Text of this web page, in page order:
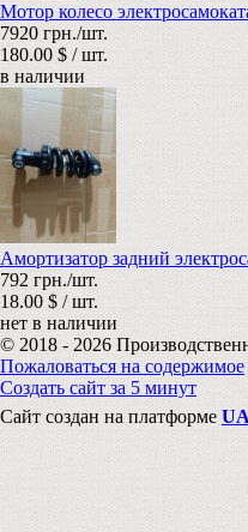
Мотор колесо
7920 грн./шт.
180.00 $ / шт.
в наличии
Амортизатор задний
792 грн./шт.
18.00 $ / шт.
нет в наличии
© 2018 - 2026
Пожаловаться на содержимое
Создать сайт за 5 минут
Сайт создан на платформе